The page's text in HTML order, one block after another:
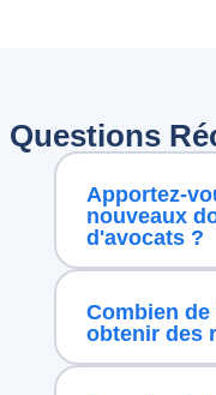
Questions
Apportez-
nouveaux
d'avocats ?
Combien
obtenir des